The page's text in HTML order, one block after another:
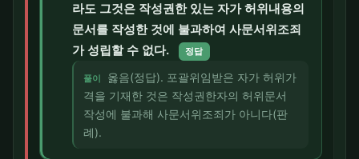
라도 그것은 작성권한 있는 자가 허위내용의
문서를 작성한 것에 불과하여 사문서위조죄
가 성립할 수 없다.
정답
풀이
옳음(정답). 포괄위임받은 자가 허위가
격을 기재한 것은 작성권한자의 허위문서
작성에 불과해 사문서위조죄가 아니다(판
례).